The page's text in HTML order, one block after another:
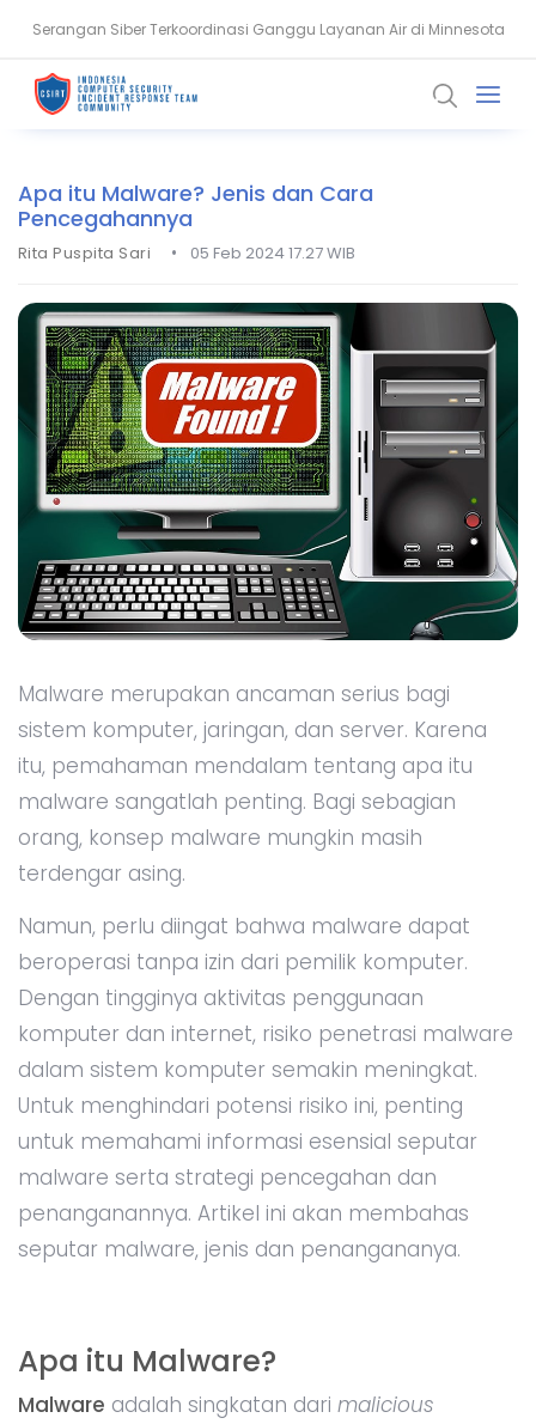
Serangan Siber Terkoordinasi Ganggu Layanan Air di Minnesota
Ransomware Meningkat, Pakar Telkom Minta Zero Trust Diperkuat
Apa itu Malware? Jenis dan Cara
Pencegahannya
Rita Puspita Sari • 05 Feb 2024 17.27 WIB
Malware merupakan ancaman serius bagi
sistem komputer, jaringan, dan server. Karena
itu, pemahaman mendalam tentang apa itu
malware sangatlah penting. Bagi sebagian
orang, konsep malware mungkin masih
terdengar asing.
Namun, perlu diingat bahwa malware dapat
beroperasi tanpa izin dari pemilik komputer.
Dengan tingginya aktivitas penggunaan
komputer dan internet, risiko penetrasi malware
dalam sistem komputer semakin meningkat.
Untuk menghindari potensi risiko ini, penting
untuk memahami informasi esensial seputar
malware serta strategi pencegahan dan
penanganannya. Artikel ini akan membahas
seputar malware, jenis dan penangananya.
Apa itu Malware?
Malware adalah singkatan dari malicious